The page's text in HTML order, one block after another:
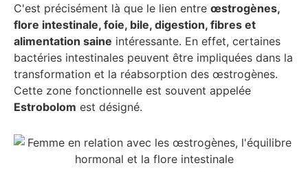
C'est précisément là que le lien entre œstrogènes,
flore intestinale, foie, bile, digestion, fibres et
alimentation saine intéressante. En effet, certaines
bactéries intestinales peuvent être impliquées dans la
transformation et la réabsorption des œstrogènes.
Cette zone fonctionnelle est souvent appelée
Estrobolom est désigné.